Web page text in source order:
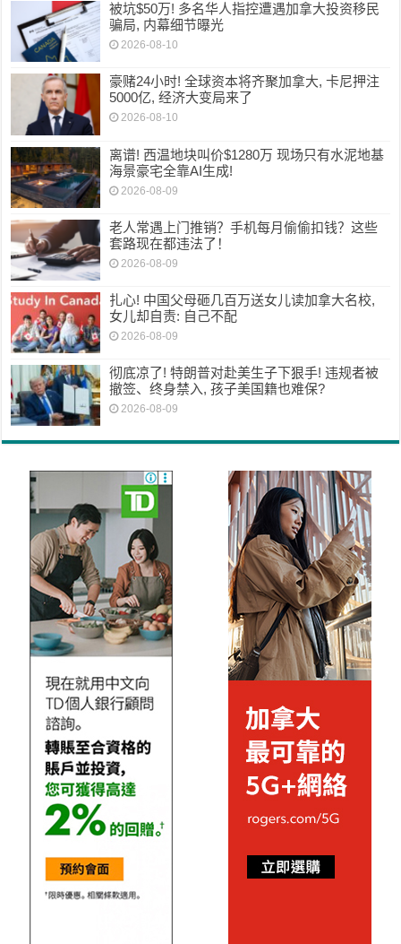
被坑$50万! 多名华人指控遭遇加拿大投资移民
骗局, 内幕细节曝光
2026-08-10
豪赌24小时! 全球资本将齐聚加拿大, 卡尼押注
5000亿, 经济大变局来了
2026-08-10
离谱! 西温地块叫价$1280万 现场只有水泥地基
海景豪宅全靠AI生成!
2026-08-09
老人常遇上门推销？手机每月偷偷扣钱？这些
套路现在都违法了！
2026-08-09
扎心! 中国父母砸几百万送女儿读加拿大名校,
女儿却自责: 自己不配
2026-08-09
彻底凉了! 特朗普对赴美生子下狠手! 违规者被
撤签、终身禁入, 孩子美国籍也难保?
2026-08-09